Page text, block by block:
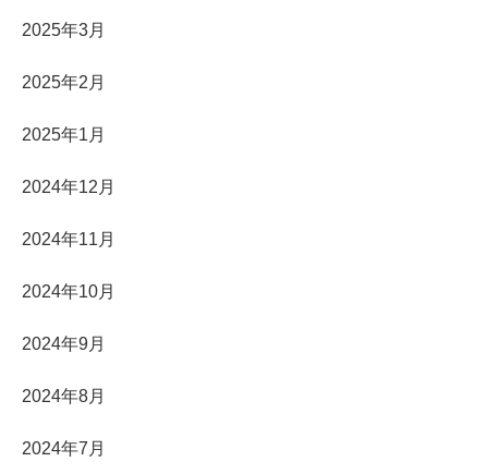
2025年3月
2025年2月
2025年1月
2024年12月
2024年11月
2024年10月
2024年9月
2024年8月
2024年7月